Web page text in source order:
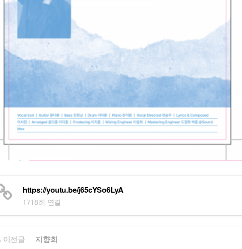
https://youtu.be/j65cYSo6LyA
1718회 연결
이전글 지향희